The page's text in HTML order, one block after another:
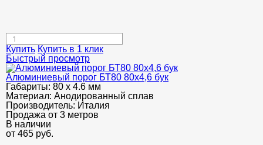
Купить Купить в 1 клик
Быстрый просмотр
Алюминиевый порог БТ80 80х4,6 бук
Габариты: 80 х 4.6 мм
Материал: Анодированный сплав
Производитель: Италия
Продажа от 3 метров
В наличии
от 465 руб.